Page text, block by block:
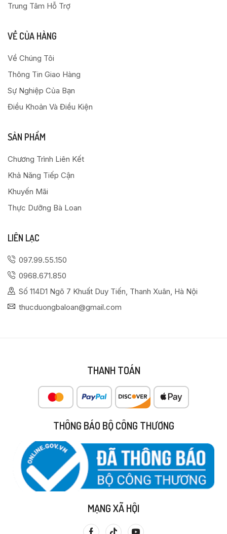
Trung Tâm Hỗ Trợ
VỀ CỦA HÀNG
Về Chúng Tôi
Thông Tin Giao Hàng
Sự Nghiệp Của Bạn
Điều Khoản Và Điều Kiện
SẢN PHẨM
Chương Trình Liên Kết
Khả Năng Tiếp Cận
Khuyến Mãi
Thực Dưỡng Bà Loan
LIÊN LẠC
097.99.55.150
0968.671.850
Số 114D1 Ngõ 7 Khuất Duy Tiến, Thanh Xuân, Hà Nội
thucduongbaloan@gmail.com
THANH TOÁN
THÔNG BÁO BỘ CÔNG THƯƠNG
MẠNG XÃ HỘI